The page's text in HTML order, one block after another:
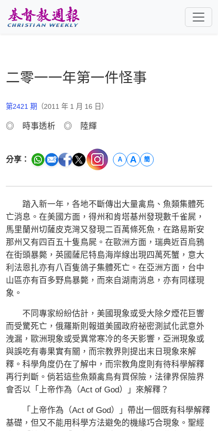
二零一一年第一件怪事
第2421 期 （2011 年 1 月 16 日）
◎ 時事透析 ◎ 陸輝
分享： A A 簡
踏入新一年，各地不斷傳出大量禽鳥、魚類集體死
亡消息。在美國方面，得州和肯塔基州發現數千雀屍，
馬里蘭州切薩皮克灣又發現二百萬條死魚，在路易斯安
那州又有四百五十隻鳥屍。在歐洲方面，瑞典近百烏鴉
在街頭暴斃，英國薩尼特島海岸線出現四萬死蟹，意大
利法恩扎亦有八百隻鴿子集體死亡。在亞洲方面，台中
山區亦有百多野鳥暴斃，而來自湖南消息，亦有同樣現
象。
不同專家紛紛估計，美國現象或受大除夕煙花巨響
而受驚死亡，俄羅斯則報道美國政府祕密測試化武意外
洩漏，歐洲現象或受異常寒冷的冬天影響，亞洲現象或
與誤吃有毒果實有關，而宗教界則提出末日現象來解
釋。科學角度仍在了解中，而宗教角度則有待科學解釋
再行判斷。倘若這些魚類禽鳥有買保險，法律界保險界
會否以「上帝作為（Act of God）」來解釋？
「上帝作為（Act of God）」帶出一個既有科學解釋
基礎，但又不能用科學方法避免的機緣巧合現象。聖經